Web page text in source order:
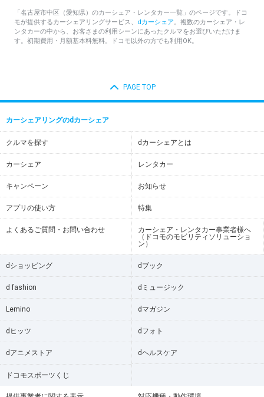
「名古屋市中区（愛知県）のカーシェア・レンタカー一覧」のページです。ドコ
モが提供するカーシェアリングサービス、 dカーシェア。複数のカーシェア・レ
ンタカーの中から、お客さまの利用シーンにあったクルマをお選びいただけま
す。初期費用・月額基本料無料。ドコモ以外の方でも利用OK。
PAGE TOP
カーシェアリングのdカーシェア
クルマを探す dカーシェアとは
カーシェア レンタカー
キャンペーン お知らせ
アプリの使い方 特集
よくあるご質問・お問い合わせ
カーシェア・レンタカー事業者様へ
（ドコモのモビリティソリューショ
ン）
dショッピング dブック
d fashion dミュージック
Lemino dマガジン
dヒッツ dフォト
dアニメストア dヘルスケア
ドコモスポーツくじ